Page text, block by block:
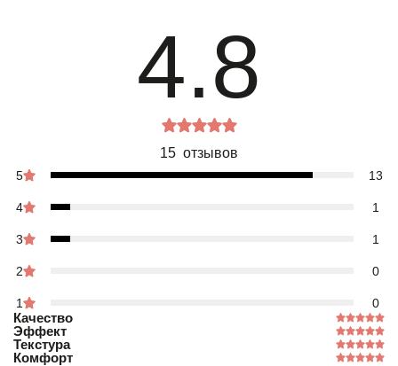
4.8
15 отзывов
5 13
4 1
3 1
2 0
1 0
Качество
Эффект
Текстура
Комфорт